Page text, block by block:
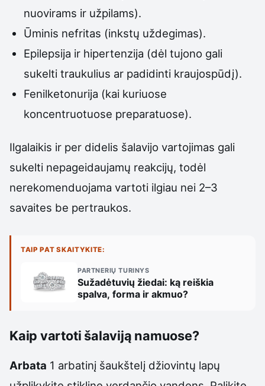
nuovirams ir užpilams).
Ūminis nefritas (inkstų uždegimas).
Epilepsija ir hipertenzija (dėl tujono gali
sukelti traukulius ar padidinti kraujospūdį).
Fenilketonurija (kai kuriuose
koncentruotuose preparatuose).
Ilgalaikis ir per didelis šalavijo vartojimas gali
sukelti nepageidaujamų reakcijų, todėl
nerekomenduojama vartoti ilgiau nei 2–3
savaites be pertraukos.
TAIP PAT SKAITYKITE:
PARTNERIŲ TURINYS
Sužadėtuvių žiedai: ką reiškia
spalva, forma ir akmuo?
Kaip vartoti šalaviją namuose?
Arbata 1 arbatinį šaukštelį džiovintų lapų